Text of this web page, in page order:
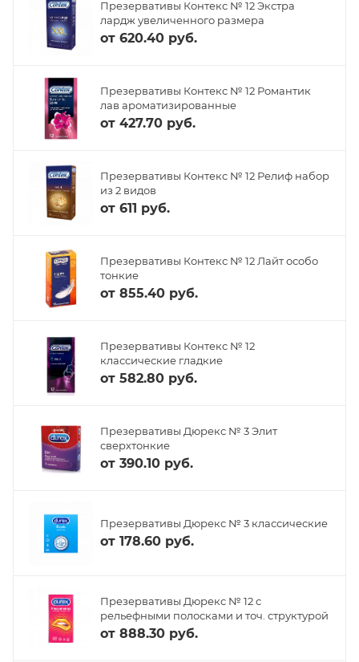
Презервативы Контекс № 12 Экстра
лардж увеличенного размера
от 620.40 руб.
Презервативы Контекс № 12 Романтик
лав ароматизированные
от 427.70 руб.
Презервативы Контекс № 12 Релиф набор
из 2 видов
от 611 руб.
Презервативы Контекс № 12 Лайт особо
тонкие
от 855.40 руб.
Презервативы Контекс № 12
классические гладкие
от 582.80 руб.
Презервативы Дюрекс № 3 Элит
сверхтонкие
от 390.10 руб.
Презервативы Дюрекс № 3 классические
от 178.60 руб.
Презервативы Дюрекс № 12 с
рельефными полосками и точ. структурой
от 888.30 руб.